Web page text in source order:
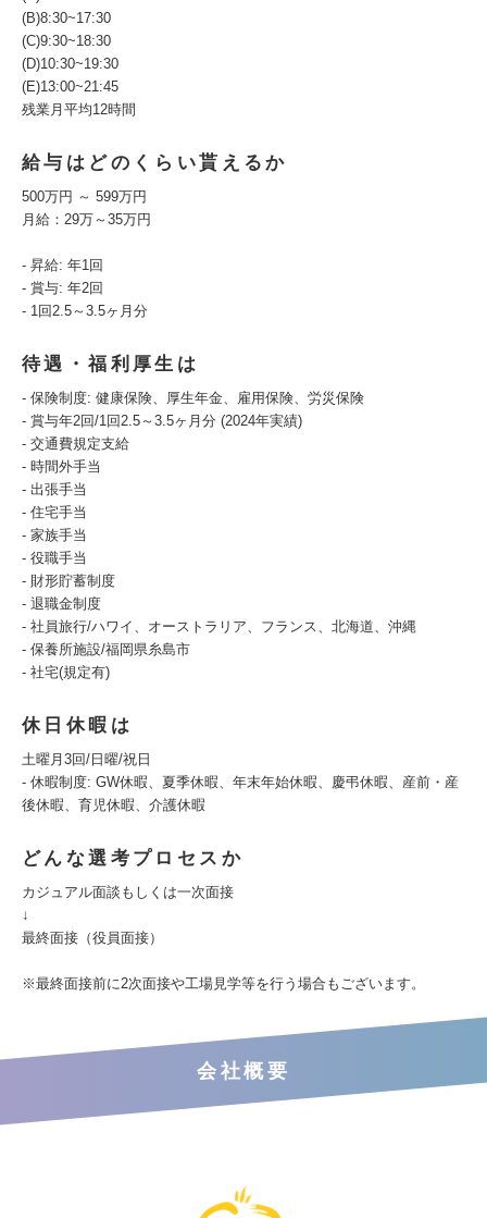
(B)8:30~17:30
(C)9:30~18:30
(D)10:30~19:30
(E)13:00~21:45
残業月平均12時間
給与はどのくらい貰えるか
500万円 ～ 599万円
月給：29万～35万円
- 昇給: 年1回
- 賞与: 年2回
- 1回2.5～3.5ヶ月分
待遇・福利厚生は
- 保険制度: 健康保険、厚生年金、雇用保険、労災保険
- 賞与年2回/1回2.5～3.5ヶ月分 (2024年実績)
- 交通費規定支給
- 時間外手当
- 出張手当
- 住宅手当
- 家族手当
- 役職手当
- 財形貯蓄制度
- 退職金制度
- 社員旅行/ハワイ、オーストラリア、フランス、北海道、沖縄
- 保養所施設/福岡県糸島市
- 社宅(規定有)
休日休暇は
土曜月3回/日曜/祝日
- 休暇制度: GW休暇、夏季休暇、年末年始休暇、慶弔休暇、産前・産
後休暇、育児休暇、介護休暇
どんな選考プロセスか
カジュアル面談もしくは一次面接
↓
最終面接（役員面接）
※最終面接前に2次面接や工場見学等を行う場合もございます。
会社概要